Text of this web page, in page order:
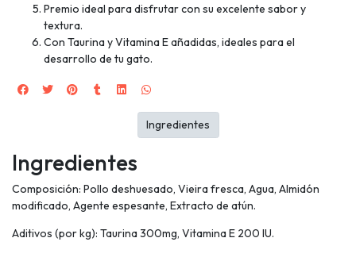
Premio ideal para disfrutar con su excelente sabor y
textura.
Con Taurina y Vitamina E añadidas, ideales para el
desarrollo de tu gato.
Ingredientes
Composición: Pollo deshuesado, Vieira fresca, Agua, Almidón
modificado, Agente espesante, Extracto de atún.
Aditivos (por kg): Taurina 300mg, Vitamina E 200 IU.
Ingredientes